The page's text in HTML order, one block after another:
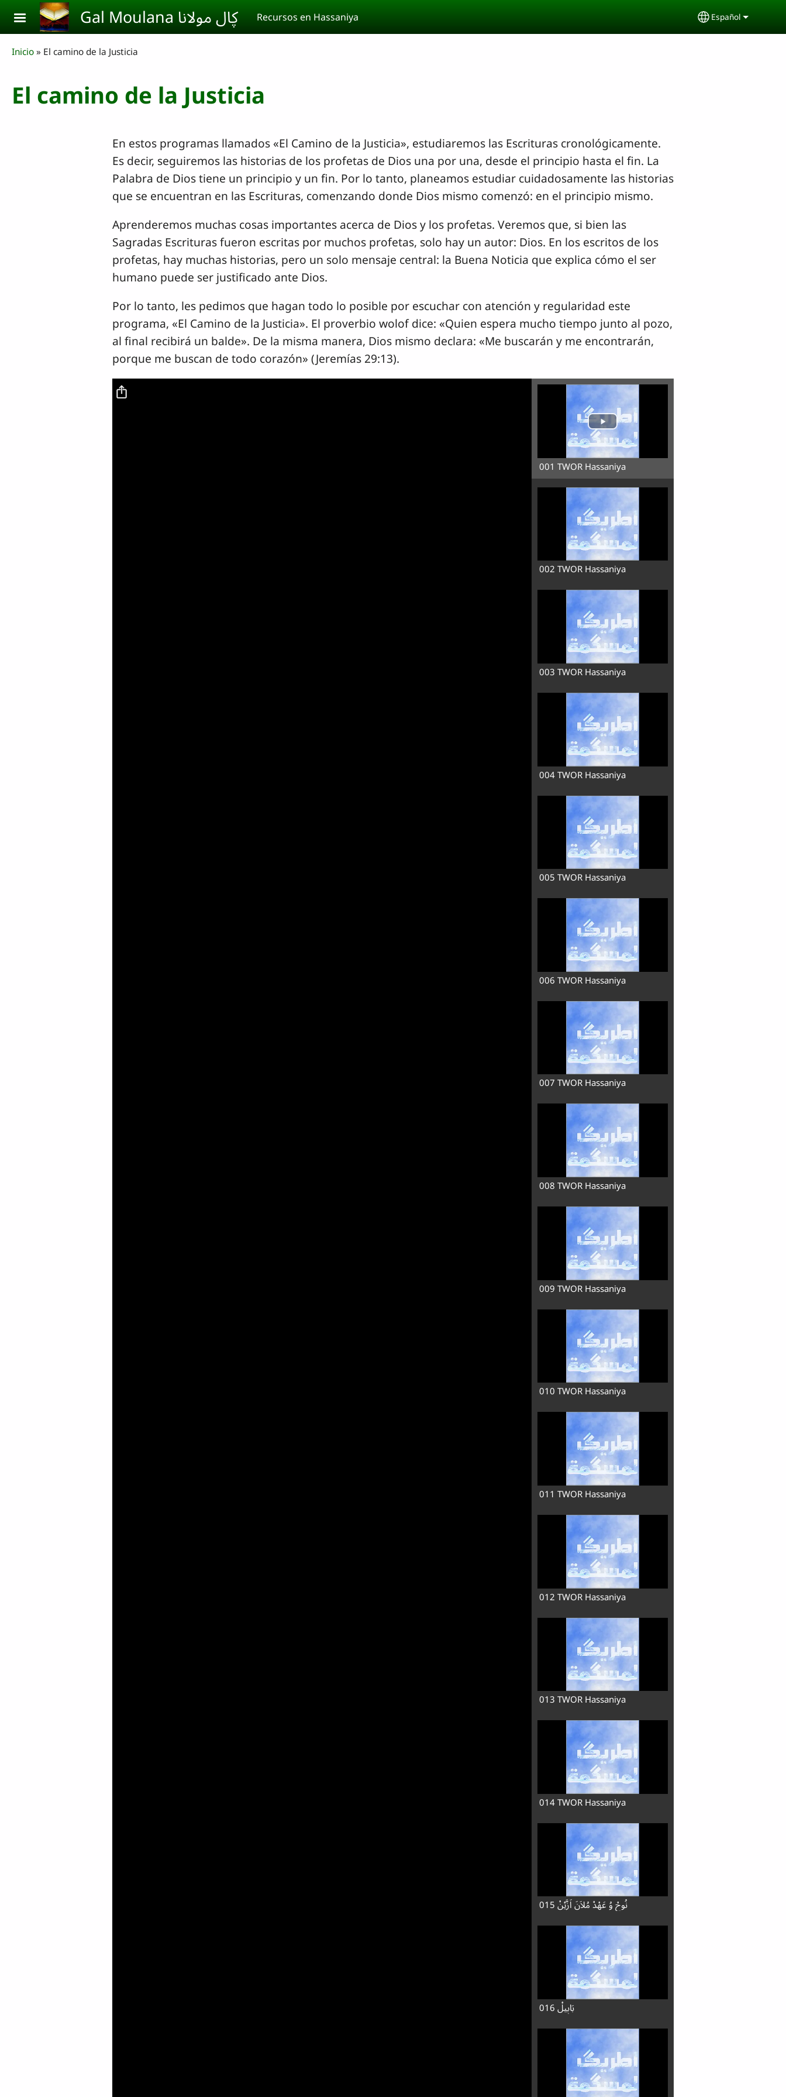
Skip to main content Gal Moulana ڮال مولانا Recursos en Hassaniya Select your
Español
Breadcrumb
Inicio El camino de la Justicia
El camino de la Justicia
En estos programas llamados «El Camino de la Justicia», estudiaremos las Escrituras cronológicamente.
Es decir, seguiremos las historias de los profetas de Dios una por una, desde el principio hasta el fin. La
Palabra de Dios tiene un principio y un fin. Por lo tanto, planeamos estudiar cuidadosamente las historias
que se encuentran en las Escrituras, comenzando donde Dios mismo comenzó: en el principio mismo.
Aprenderemos muchas cosas importantes acerca de Dios y los profetas. Veremos que, si bien las
Sagradas Escrituras fueron escritas por muchos profetas, solo hay un autor: Dios. En los escritos de los
profetas, hay muchas historias, pero un solo mensaje central: la Buena Noticia que explica cómo el ser
humano puede ser justificado ante Dios.
Por lo tanto, les pedimos que hagan todo lo posible por escuchar con atención y regularidad este
programa, «El Camino de la Justicia». El proverbio wolof dice: «Quien espera mucho tiempo junto al pozo,
al final recibirá un balde». De la misma manera, Dios mismo declara: «Me buscarán y me encontrarán,
porque me buscan de todo corazón» (Jeremías 29:13).
001 TWOR Hassaniya
002 TWOR Hassaniya
003 TWOR Hassaniya
004 TWOR Hassaniya
005 TWOR Hassaniya
006 TWOR Hassaniya
007 TWOR Hassaniya
008 TWOR Hassaniya
009 TWOR Hassaniya
010 TWOR Hassaniya
011 TWOR Hassaniya
012 TWOR Hassaniya
013 TWOR Hassaniya
014 TWOR Hassaniya
015 نُوحْ وُ عَهْدْ مُلاَنَ اَزَّيْنْ
016 بَابِيلْ